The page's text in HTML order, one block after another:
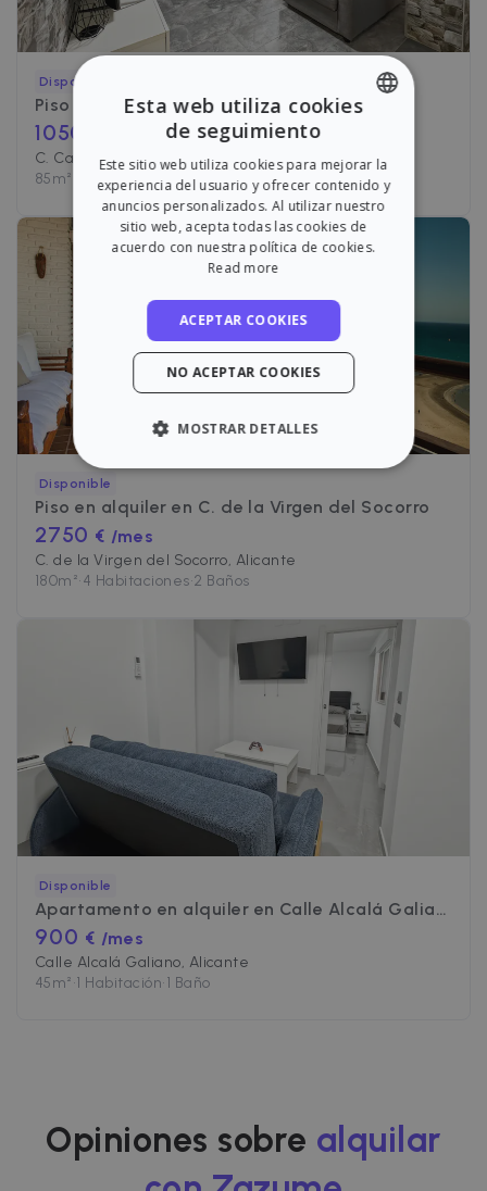
Disponible
Piso en alquiler enC. Capitán Dema
1050
C. Capitán Dema, Alicante
85m² 2 Habitaciones•1 Baño
Disponible
Piso en alquiler en C. de la Virgen del Socorro
2750 € /mes
C. de la Virgen del Socorro, Alicante
180m²•4 Habitaciones•2 Baños
Disponible
Apartamento en alquiler en Calle Alcalá Galiano
900 € /mes
Calle Alcalá Galiano, Alicante
45m²•1 Habitación•1 Baño
Opiniones sobre alquilar
SPANISH
Esta web utiliza cookies
de seguimiento
Este sitio web utiliza cookies para mejorar la
experiencia del usuario y ofrecer contenido y
anuncios personalizados. Al utilizar nuestro
sitio web, acepta todas las cookies de
acuerdo con nuestra política de cookies.
Read more
ACEPTAR COOKIES
NO ACEPTAR COOKIES
MOSTRAR DETALLES
ESTRICTAMENTE NECESARIAS
ORIENTACIÓN
Rendimiento
Orientación
Funcionalidad
Las cookies estrictamente necesarias
permiten la funcionalidad central del sitio
web, como el inicio de sesión del usuario y la
administración de la cuenta. El sitio web no
estrictamente necesarias.
cf_chl_3